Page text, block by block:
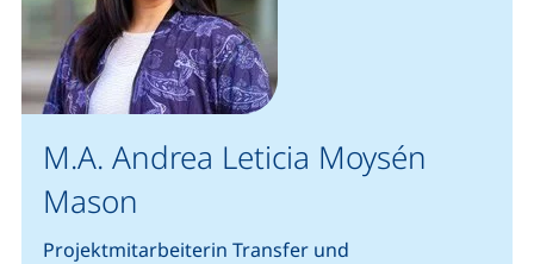
M.A. Andrea Leticia Moysén
Mason
Projektmitarbeiterin Transfer und